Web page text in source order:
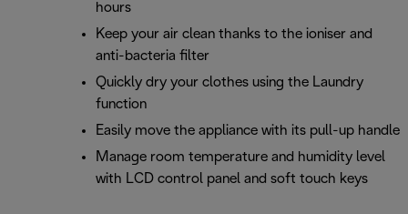
hours
Keep your air clean thanks to the ioniser and
anti-bacteria filter
Quickly dry your clothes using the Laundry
function
Easily move the appliance with its pull-up handle
Manage room temperature and humidity level
with LCD control panel and soft touch keys